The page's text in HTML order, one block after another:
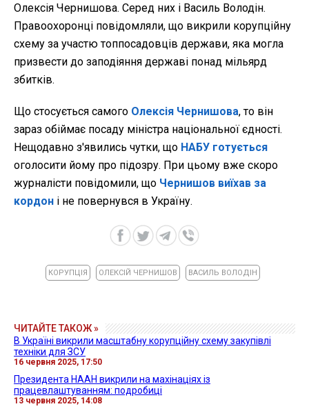
Олексія Чернишова. Серед них і Василь Володін.
Правоохоронці повідомляли, що викрили корупційну
схему за участю топпосадовців держави, яка могла
призвести до заподіяння державі понад мільярд
збитків.
Що стосується самого Олексія Чернишова, то він
зараз обіймає посаду міністра національної єдності.
Нещодавно з'явились чутки, що НАБУ готується
оголосити йому про підозру. При цьому вже скоро
журналісти повідомили, що Чернишов виїхав за
кордон і не повернувся в Україну.
КОРУПЦІЯ ОЛЕКСІЙ ЧЕРНИШОВ ВАСИЛЬ ВОЛОДІН
ЧИТАЙТЕ ТАКОЖ »
В Україні викрили масштабну корупційну схему закупівлі
техніки для ЗСУ
16 червня 2025, 17:50
Президента НААН викрили на махінаціях із
працевлаштуванням: подробиці
13 червня 2025, 14:08